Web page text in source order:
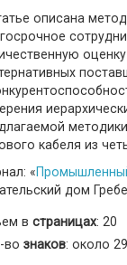
описана
кабеля из
«
дом
в страницах: 20
во знаков: около